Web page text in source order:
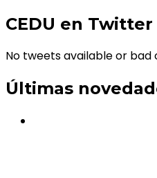
CEDU en Twitter
No tweets available or bad
Últimas